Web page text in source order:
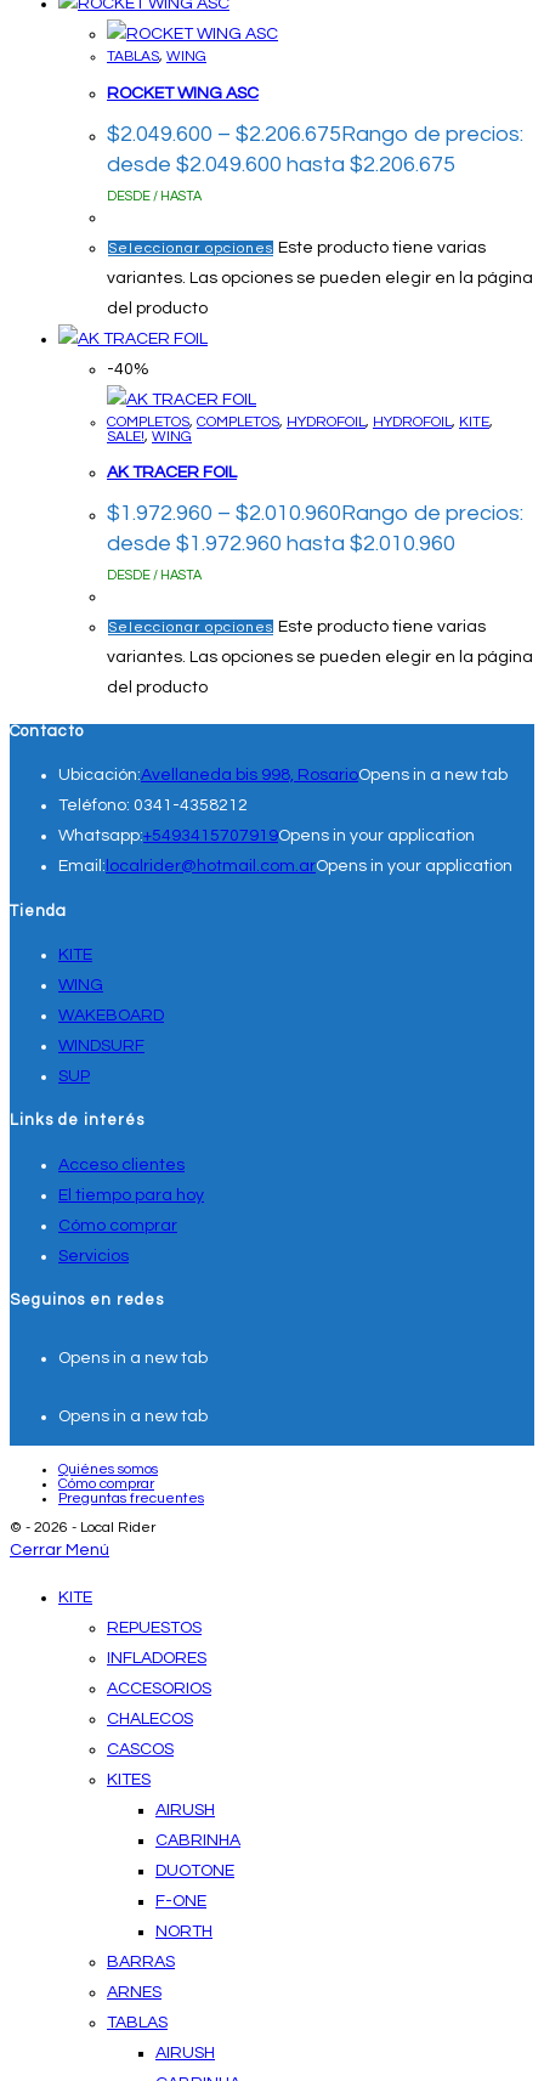
TABLAS, WING
ROCKET WING ASC
$2.049.600 – $2.206.675Rango de precios:
desde $2.049.600 hasta $2.206.675
DESDE / HASTA
Seleccionar opciones Este producto tiene varias
variantes. Las opciones se pueden elegir en la página
del producto
-40%
COMPLETOS, COMPLETOS, HYDROFOIL , HYDROFOIL , KITE,
SALE!, WING
AK TRACER FOIL
$1.972.960 – $2.010.960Rango de precios:
desde $1.972.960 hasta $2.010.960
DESDE / HASTA
Seleccionar opciones Este producto tiene varias
variantes. Las opciones se pueden elegir en la página
del producto
Contacto
Ubicación:Avellaneda bis 998, RosarioOpens in a new tab
Teléfono: 0341-4358212
Whatsapp:+5493415707919Opens in your application
Email: localrider@hotmail.com.arOpens in your application
Tienda
KITE
WING
WAKEBOARD
WINDSURF
SUP
Links de interés
Acceso clientes
El tiempo para hoy
Cómo comprar
Servicios
Seguinos en redes
Opens in a new tab
Opens in a new tab
Quiénes somos
Cómo comprar
Preguntas frecuentes
© - 2026 - Local Rider
Cerrar Menú
KITE
REPUESTOS
INFLADORES
ACCESORIOS
CHALECOS
CASCOS
KITES
AIRUSH
CABRINHA
DUOTONE
F-ONE
NORTH
BARRAS
ARNES
TABLAS
AIRUSH